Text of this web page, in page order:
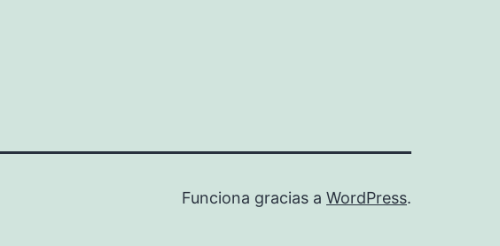
Funciona gracias a WordPress.